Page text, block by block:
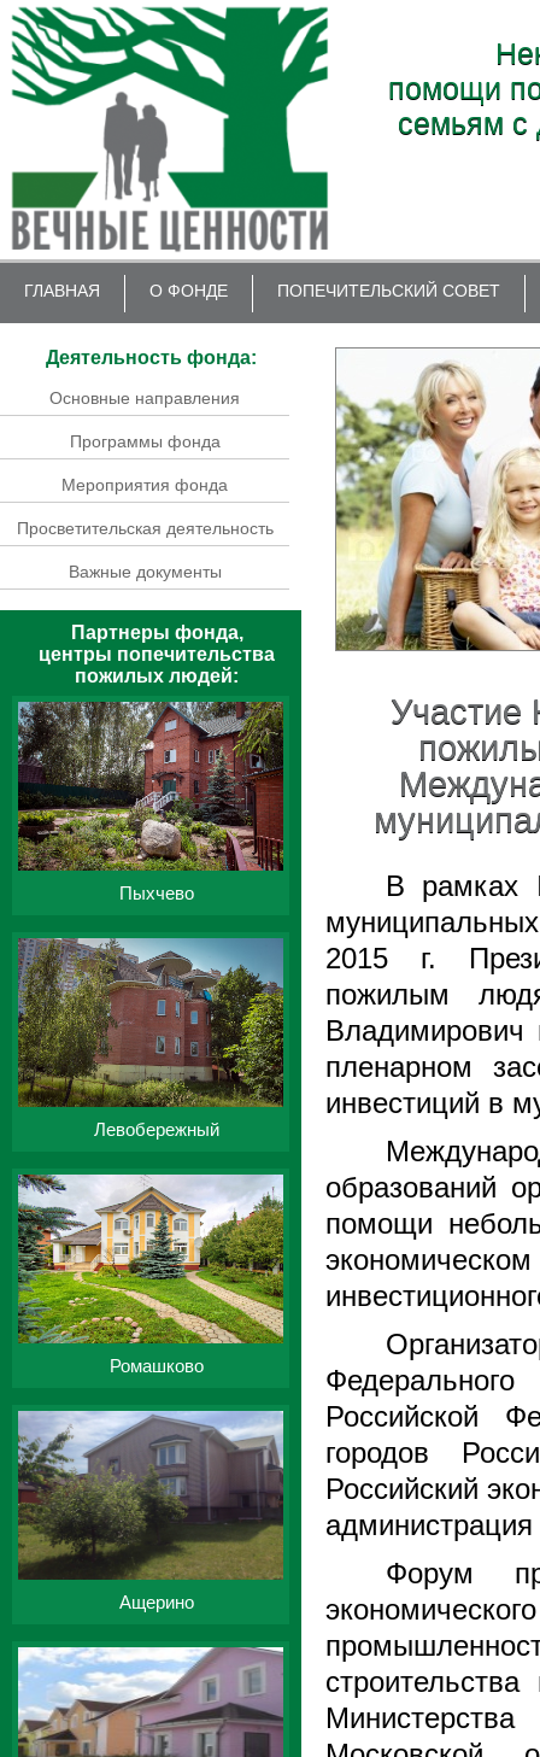
помощи
семьям с
ГЛАВНАЯ О ФОНДЕ ПОПЕЧИТЕЛЬСКИЙ СОВЕТ
В рамках
2015 г.
пожилым
Владимирович
пленарном
инвестиций в
образований
помощи
Российской
городов
Российский
Форум
Деятельность фонда:
Основные направления
Программы фонда
Мероприятия фонда
Просветительская деятельность
Важные документы
Партнеры фонда,
центры попечительства
пожилых людей:
Пыхчево
Левобережный
Ромашково
Ащерино